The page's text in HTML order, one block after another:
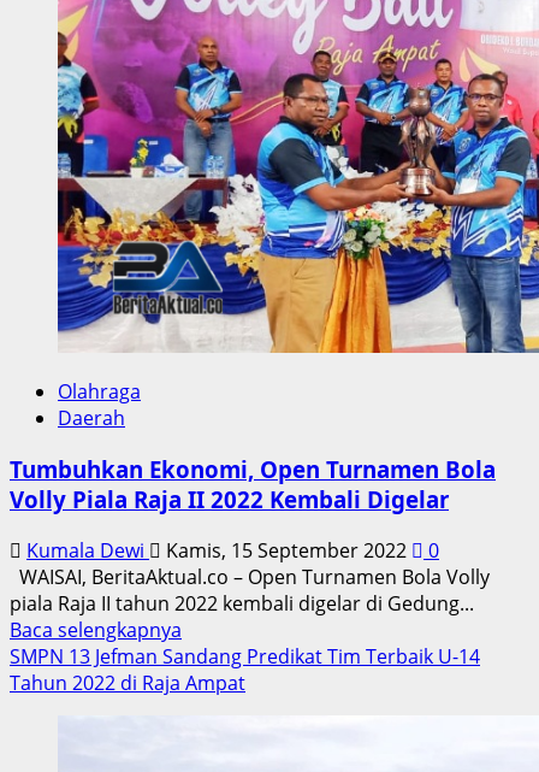
Do
di
Sorong
dan
Raja
Ampat
Harus
Mampu
Lahirkan
Atlet
Terbaik
Skala
Internasional
Olahraga
Daerah
Tumbuhkan Ekonomi, Open Turnamen Bola
Volly Piala Raja II 2022 Kembali Digelar
Kumala Dewi Kamis, 15 September 2022
0
WAISAI, BeritaAktual.co – Open Turnamen Bola Volly
piala Raja II tahun 2022 kembali digelar di Gedung...
Baca selengkapnya
more
about
Ekonomi,
SMPN 13 Jefman Sandang Predikat Tim Terbaik U-14
Tahun 2022 di Raja Ampat